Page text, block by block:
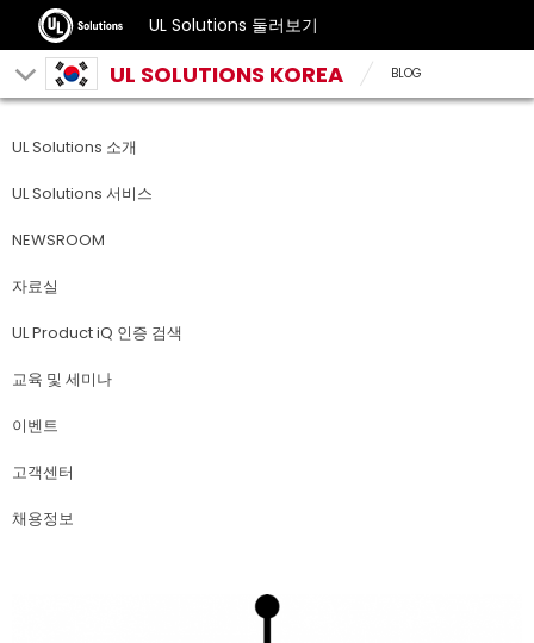
UL Solutions 둘러보기
UL SOLUTIONS KOREA BLOG
UL Solutions 소개
UL Solutions 서비스
NEWSROOM
자료실
UL Product iQ 인증 검색
교육 및 세미나
이벤트
고객센터
채용정보